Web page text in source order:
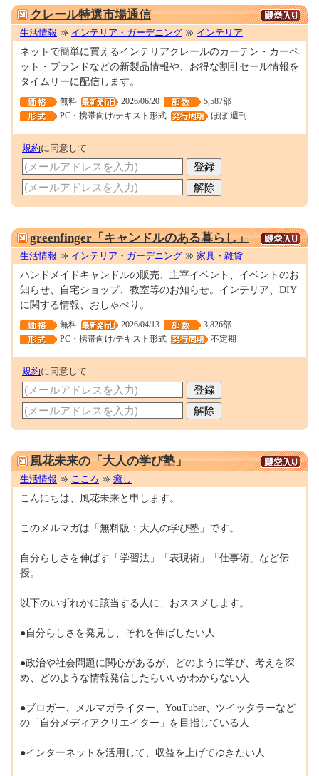
クレール特選市場通信
生活情報 インテリア・ガーデニング インテリア
ネットで簡単に買えるインテリアクレールのカーテン・カーペ
ット・ブランドなどの新製品情報や、お得な割引セール情報を
タイムリーに配信します。
無料 2026/06/20
5,587部
PC・携帯向け/テキスト形式
ほぼ 週刊
規約に同意して
greenfinger「キャンドルのある暮らし」
生活情報 インテリア・ガーデニング 家具・雑貨
ハンドメイドキャンドルの販売、主宰イベント、イベントのお
知らせ、自宅ショップ、教室等のお知らせ。インテリア、DIY
に関する情報、おしゃべり。
無料 2026/04/13
3,826部
PC・携帯向け/テキスト形式
不定期
規約に同意して
風花未来の「大人の学び塾」
生活情報 こころ 癒し
こんにちは、風花未来と申します。
このメルマガは「無料版：大人の学び塾」です。
自分らしさを伸ばす「学習法」「表現術」「仕事術」など伝
授。
以下のいずれかに該当する人に、おススメします。
●自分らしさを発見し、それを伸ばしたい人
●政治や社会問題に関心があるが、どのように学び、考えを深
め、どのような情報発信したらいいかわからない人
●ブロガー、メルマガライター、YouTuber、ツイッタラーなど
の「自分メディアクリエイター」を目指している人
●インターネットを活用して、収益を上げてゆきたい人